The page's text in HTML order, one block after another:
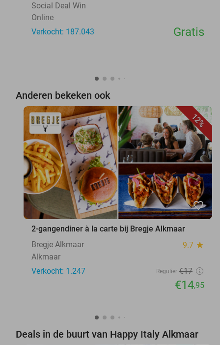
Social Deal Win
Online
Verkocht: 187.043
Gratis
Anderen bekeken ook
12%
favorite_border
2-gangendiner à la carte bij Bregje Alkmaar
Bregje Alkmaar
9.7 star
Alkmaar
Verkocht: 1.247
Regulier €17
€14,95
Deals in de buurt van Happy Italy Alkmaar